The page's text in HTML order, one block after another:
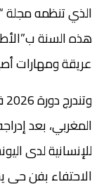
الذي تنظمه مجلة
هذه السنة
عريقة ومهارات
المغربي، بعد
للإنسانية لدى
الاحتفاء بفن حي